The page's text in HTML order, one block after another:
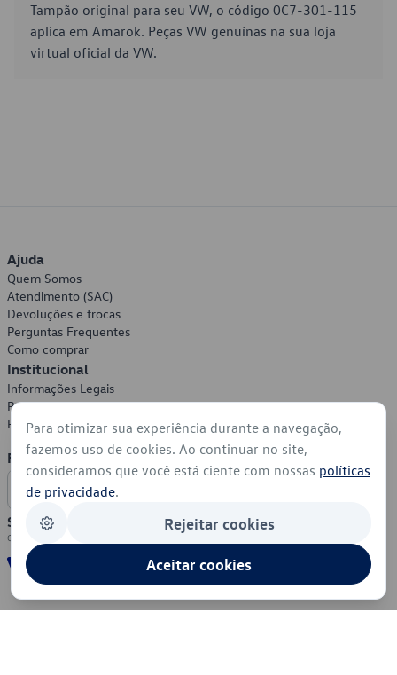
Tampão original para seu VW, o código 0C7-301-115
aplica em Amarok. Peças VW genuínas na sua loja
virtual oficial da VW.
Ajuda
Quem Somos
Atendimento (SAC)
Devoluções e trocas
Perguntas Frequentes
Como comprar
Institucional
Informações Legais
Política de Privacidade
Política de Cookies
Formas de Pagamento
Segurança
Para otimizar sua experiência durante a navegação,
fazemos uso de cookies. Ao continuar no site,
consideramos que você está ciente com nossas políticas
de privacidade.
Rejeitar cookies
Aceitar cookies